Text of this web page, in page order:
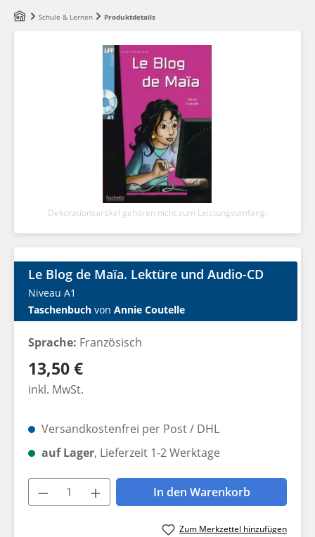
Zum Hauptinhalt springen
Schule & Lernen Produktdetails
Dekorationsartikel gehören nicht zum Leistungsumfang.
Le Blog de Maïa. Lektüre und Audio-CD
Niveau A1
Taschenbuch von Annie Coutelle
Sprache: Französisch
Regulärer Preis:
13,50 €
inkl. MwSt.
Versandkostenfrei per Post / DHL
auf Lager, Lieferzeit 1-2 Werktage
Produkt Anzahl: Gib den
In den Warenkorb
Zum Merkzettel hinzufügen